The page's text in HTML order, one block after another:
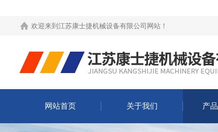
欢迎来到 江苏康士捷机械设备有限公司网站 ！
网站首页 关于我们 产